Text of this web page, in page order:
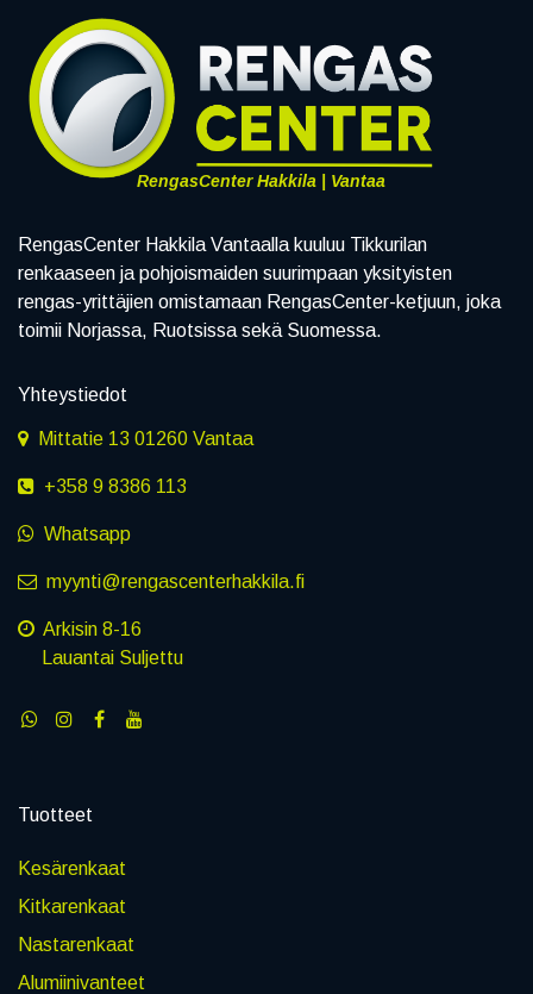
RengasCenter Hakkila | Vantaa
RengasCenter Hakkila Vantaalla kuuluu Tikkurilan
renkaaseen ja pohjoismaiden suurimpaan yksityisten
rengas-yrittäjien omistamaan RengasCenter-ketjuun, joka
toimii Norjassa, Ruotsissa sekä Suomessa.
Yhteystiedot
Mittatie 13 01260 Vantaa
+358 9 8386 113
Whatsapp
myynti@rengascenterhakkila.fi
Arkisin 8-16
Lauantai Suljettu
Tuotteet
Kesärenkaat
Kitkarenkaat
Nastarenkaat
Alumiinivanteet